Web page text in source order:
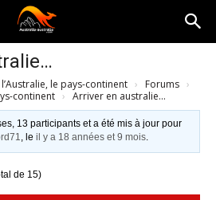
le pays-continent › Forums ›
continent › Arriver en australie…
13 participants et a été mis à jour pour
, leil y a 18 années et 9 mois.
de 15)